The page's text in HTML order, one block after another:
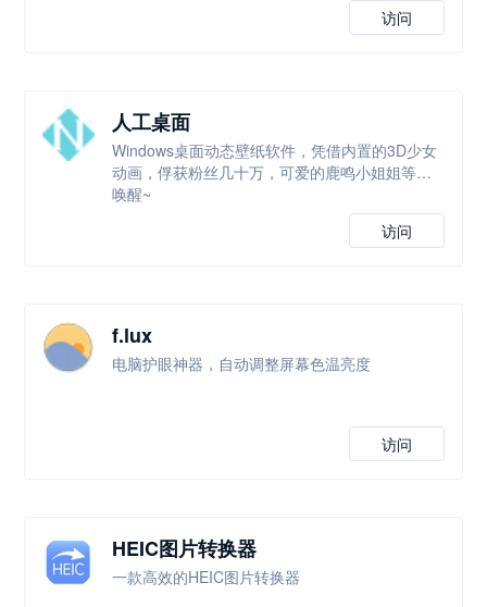
访问
人工桌面
Windows桌面动态壁纸软件，凭借内置的3D少女
动画，俘获粉丝几十万，可爱的鹿鸣小姐姐等你
唤醒~
访问
f.lux
电脑护眼神器，自动调整屏幕色温亮度
访问
HEIC图片转换器
一款高效的HEIC图片转换器